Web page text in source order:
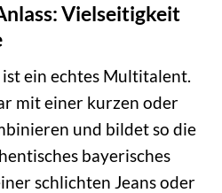
Vielseitigkeit
ein echtes Multitalent.
mit einer kurzen oder
und bildet so die
bayerisches
schlichten Jeans oder